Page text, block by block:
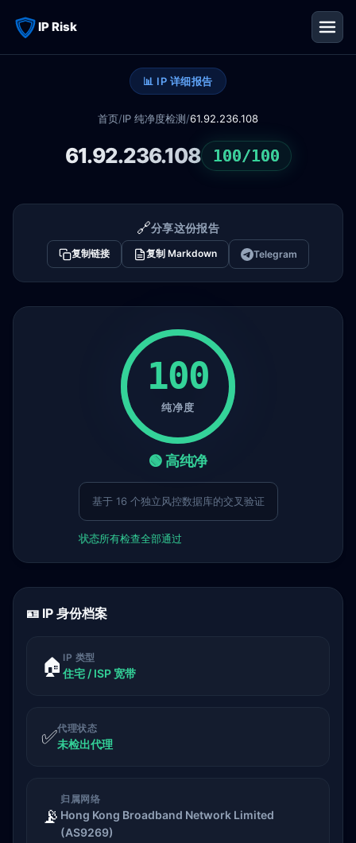
IP Risk
📊 IP 详细报告
首页/IP 纯净度检测/61.92.236.108
61.92.236.108 100/100
🔗分享这份报告
复制链接 复制 Markdown Telegram
100
纯净度
🟢 高纯净
基于 16 个独立风控数据库的交叉验证
状态所有检查全部通过
🪪 IP 身份档案
🏠 IP 类型
住宅 / ISP 宽带
✅代理状态
未检出代理
📡
归属网络
Hong Kong Broadband Network Limited
(AS9269)